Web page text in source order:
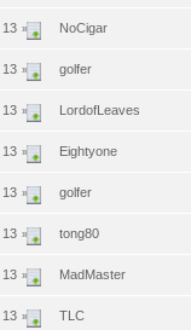
13 » NoCigar
13 » golfer
13 » LordofLeaves
13 » Eightyone
13 » golfer
13 » tong80
13 » MadMaster
13 » TLC